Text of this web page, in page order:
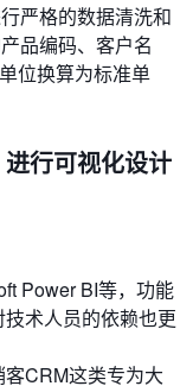
严格的数据清洗和
品编码、客户名
位换算为标准单
行可视化设计
Power BI等，功能
术人员的依赖也更
客CRM这类专为大